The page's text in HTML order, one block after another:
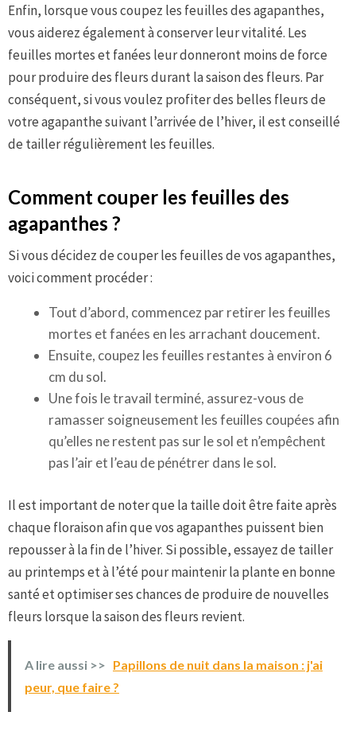
Enfin, lorsque vous coupez les feuilles des agapanthes,
vous aiderez également à conserver leur vitalité. Les
feuilles mortes et fanées leur donneront moins de force
pour produire des fleurs durant la saison des fleurs. Par
conséquent, si vous voulez profiter des belles fleurs de
votre agapanthe suivant l’arrivée de l’hiver, il est conseillé
de tailler régulièrement les feuilles.
Comment couper les feuilles des
agapanthes ?
Si vous décidez de couper les feuilles de vos agapanthes,
voici comment procéder :
Tout d’abord, commencez par retirer les feuilles
mortes et fanées en les arrachant doucement.
Ensuite, coupez les feuilles restantes à environ 6
cm du sol.
Une fois le travail terminé, assurez-vous de
ramasser soigneusement les feuilles coupées afin
qu’elles ne restent pas sur le sol et n’empêchent
pas l’air et l’eau de pénétrer dans le sol.
Il est important de noter que la taille doit être faite après
chaque floraison afin que vos agapanthes puissent bien
repousser à la fin de l’hiver. Si possible, essayez de tailler
au printemps et à l’été pour maintenir la plante en bonne
santé et optimiser ses chances de produire de nouvelles
fleurs lorsque la saison des fleurs revient.
A lire aussi >> Papillons de nuit dans la maison : j'ai
peur, que faire ?